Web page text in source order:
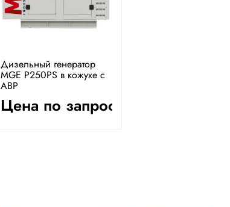
Дизельный генератор
MGE P250PS в кожухе с
АВР
Цена по запросу